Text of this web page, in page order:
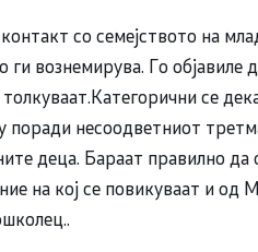
со семејството на
ги вознемирува. Го
се
поради несоодветниот
деца. Бараат правилно
на кој се повикуваат и